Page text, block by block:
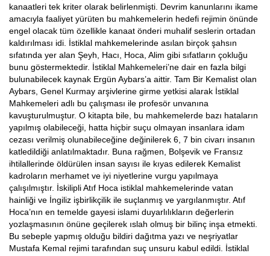
kanaatleri tek kriter olarak belirlenmişti. Devrim kanunlarını ikame
amacıyla faaliyet yürüten bu mahkemelerin hedefi rejimin önünde
engel olacak tüm özellikle kanaat önderi muhalif seslerin ortadan
kaldırılması idi. İstiklal mahkemelerinde asılan birçok şahsın
sıfatında yer alan Şeyh, Hacı, Hoca, Alim gibi sıfatların çokluğu
bunu göstermektedir. İstiklal Mahkemeleri’ne dair en fazla bilgi
bulunabilecek kaynak Ergün Aybars’a aittir. Tam Bir Kemalist olan
Aybars, Genel Kurmay arşivlerine girme yetkisi alarak İstiklal
Mahkemeleri adlı bu çalışması ile profesör unvanına
kavuşturulmuştur. O kitapta bile, bu mahkemelerde bazı hataların
yapılmış olabileceği, hatta hiçbir suçu olmayan insanlara idam
cezası verilmiş olunabileceğine değinilerek 6, 7 bin civarı insanın
katledildiği anlatılmaktadır. Buna rağmen, Bolşevik ve Fransız
ihtilallerinde öldürülen insan sayısı ile kıyas edilerek Kemalist
kadroların merhamet ve iyi niyetlerine vurgu yapılmaya
çalışılmıştır. İskilipli Atıf Hoca istiklal mahkemelerinde vatan
hainliği ve İngiliz işbirlikçilik ile suçlanmış ve yargılanmıştır. Atıf
Hoca’nın en temelde gayesi islami duyarlılıkların değerlerin
yozlaşmasının önüne geçilerek ıslah olmuş bir bilinç inşa etmekti.
Bu sebeple yapmış olduğu bildiri dağıtma yazı ve neşriyatlar
Mustafa Kemal rejimi tarafından suç unsuru kabul edildi. İstiklal